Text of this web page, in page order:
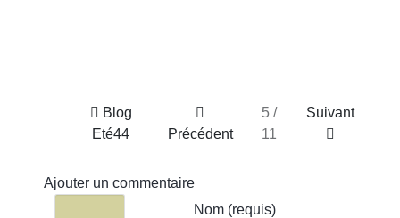
Blog
Eté44
Précédent
5 /
11
Suivant
Ajouter un commentaire
Nom (requis)